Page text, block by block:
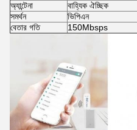
অ্যান্টেনা
বাহ্যিক ঐচ্ছিক
সমর্থন
ভিপিএন
বেতার গতি
150Mbsps